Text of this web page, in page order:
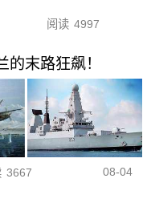
阅读 4997
的末路狂飙！
3667 08-04